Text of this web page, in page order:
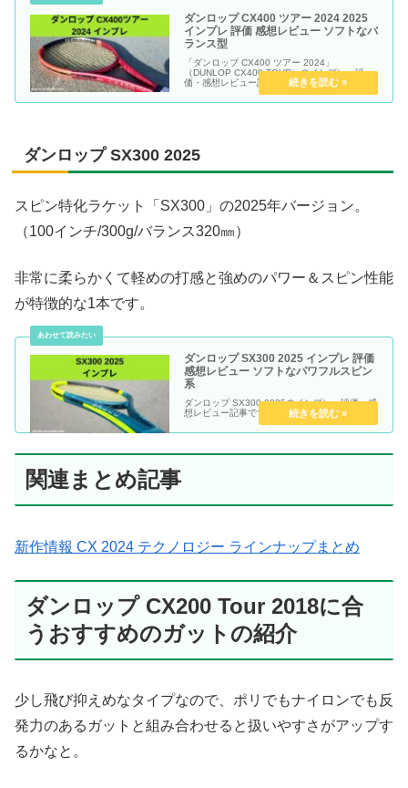
ダンロップ CX400 ツアー 2024 2025
インプレ 評価 感想レビュー ソフトなバ
ランス型
「ダンロップ CX400 ツアー 2024」
（DUNLOP CX400 TOUR）のインプレ・評
価・感想レビュー記事です。
ダンロップ SX300 2025
スピン特化ラケット「SX300」の2025年バージョン。
（100インチ/300g/バランス320㎜）
非常に柔らかくて軽めの打感と強めのパワー＆スピン性能
が特徴的な1本です。
ダンロップ SX300 2025 インプレ 評価
感想レビュー ソフトなパワフルスピン
系
ダンロップ SX300 2025のインプレ・評価・感
想レビュー記事です。
関連まとめ記事
新作情報 CX 2024 テクノロジー ラインナップまとめ
ダンロップ CX200 Tour 2018に合
うおすすめのガットの紹介
少し飛び抑えめなタイプなので、ポリでもナイロンでも反
発力のあるガットと組み合わせると扱いやすさがアップす
るかなと。